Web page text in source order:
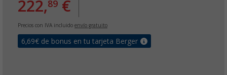
222,89 €
Precios con IVA incluido envío gratuito
6,69€ de bonus en tu tarjeta Berger